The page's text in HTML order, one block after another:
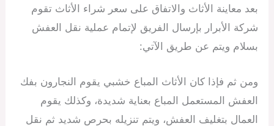
بعد معاينة الأثاث والاتفاق على سعر شراء الأثاث تقوم
شركة الأبرار بإرسال الفريق لإتمام عملية نقل العفش
بسلام ويتم عن طريق الآتي:
ومن ثم فإذا كان الأثاث المباع خشبي يقوم النجارون بفك
العفش المستعمل المباع بعناية شديدة، وكذلك يقوم
العمال بتغليف العفش، ويتم تنزيله بحرص شديد ثم نقل